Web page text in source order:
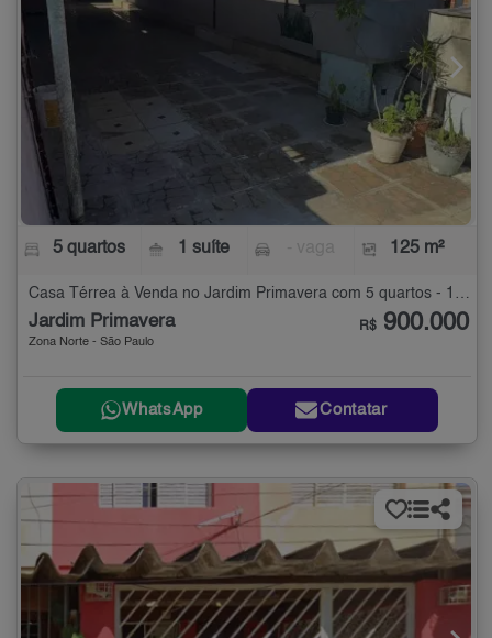
5 quartos 1 suíte 125 m²
Jardim Primavera
Zona Norte - São Paulo
R$ 900.000
WhatsApp Contatar